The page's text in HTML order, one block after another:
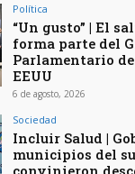
Política
“Un gusto” | El
forma parte del
Parlamentario
EEUU
6 de agosto, 2026
Sociedad
Incluir Salud |
municipios del